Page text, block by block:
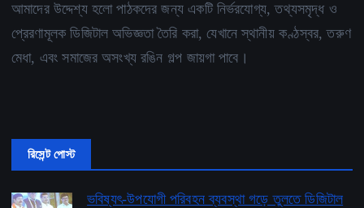
আমাদের উদ্দেশ্য হলো পাঠকদের জন্য একটি নির্ভরযোগ্য, তথ্যসমৃদ্ধ ও
প্রেরণামূলক ডিজিটাল অভিজ্ঞতা তৈরি করা, যেখানে স্থানীয় কণ্ঠস্বর, তরুণ
মেধা, এবং সমাজের অসংখ্য রঙিন গল্প জায়গা পাবে।
রিসেন্ট পোস্ট
ভবিষ্যৎ-উপযোগী পরিবহন ব্যবস্থা গড়ে তুলতে ডিজিটাল